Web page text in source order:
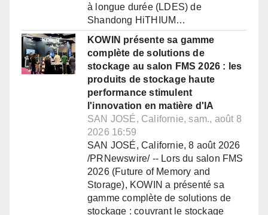
à longue durée (LDES) de
Shandong HiTHIUM…
KOWIN présente sa gamme
complète de solutions de
stockage au salon FMS 2026 : les
produits de stockage haute
performance stimulent
l'innovation en matière d'IA
SAN JOSÉ, Californie, sam., août 8
2026 16:59
SAN JOSÉ, Californie, 8 août 2026
/PRNewswire/ -- Lors du salon FMS
2026 (Future of Memory and
Storage), KOWIN a présenté sa
gamme complète de solutions de
stockage : couvrant le stockage